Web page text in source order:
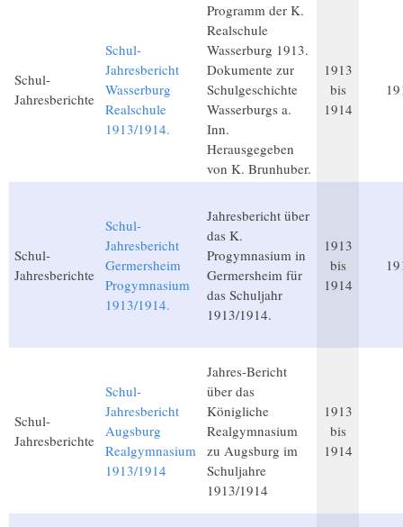
Schul-
Jahresberichte
Schul-
Jahresbericht
Wasserburg
Realschule
1913/1914.
Programm der K.
Realschule
Wasserburg 1913.
Dokumente zur
Schulgeschichte
Wasserburgs a.
Inn.
Herausgegeben
von K. Brunhuber.
1913
bis
1914
Schul-
Jahresberichte
Schul-
Jahresbericht
Germersheim
Progymnasium
1913/1914.
Jahresbericht über
das K.
Progymnasium in
Germersheim für
das Schuljahr
1913/1914.
1913
bis
1914
Schul-
Jahresberichte
Schul-
Jahresbericht
Augsburg
Realgymnasium
1913/1914
Jahres-Bericht
über das
Königliche
Realgymnasium
zu Augsburg im
Schuljahre
1913/1914
1913
bis
1914